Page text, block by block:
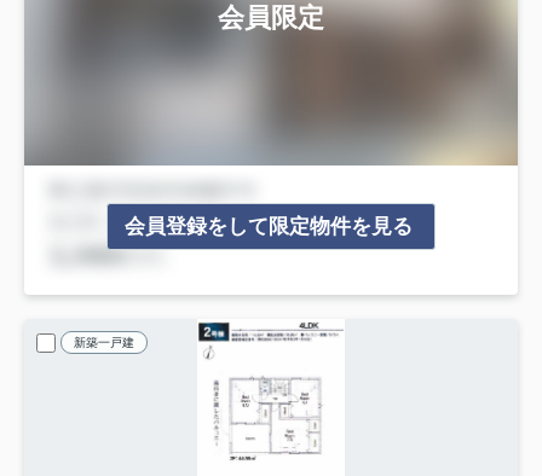
会員限定
会員登録をして限定物件を見る
新築一戸建